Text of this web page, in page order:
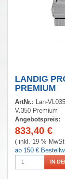
LANDIG
PREMIUM
ArtNr.:
Lan-
V.350 Premium
Angebotspreis:
833,40 €
( inkl. 19 %
ab 150 €
IN